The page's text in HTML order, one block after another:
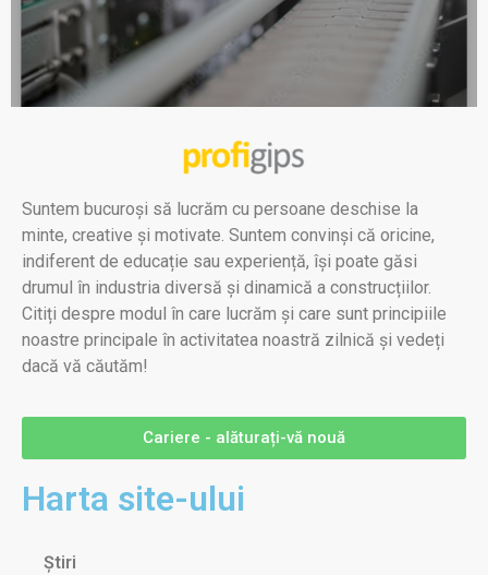
Suntem bucuroși să lucrăm cu persoane deschise la
minte, creative și motivate. Suntem convinși că oricine,
indiferent de educație sau experiență, își poate găsi
drumul în industria diversă și dinamică a construcțiilor.
Citiți despre modul în care lucrăm și care sunt principiile
noastre principale în activitatea noastră zilnică și vedeți
dacă vă căutăm!
Cariere - alăturați-vă nouă
Harta site-ului
Știri